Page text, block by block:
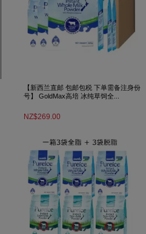
【新西兰直邮 包邮包税 下单需备注身份
号】 GoldMax高培 冰纯草饲全...
NZ$269.00